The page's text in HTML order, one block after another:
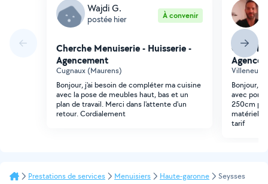
Wajdi G.
postée hier À convenir
Cherche Menuiserie - Huisserie -
Agencement
Cugnaux (Maurens)
Bonjour, j'ai besoin de compléter ma cuisine
avec la pose de meubles haut, bas et un
plan de travail. Merci dans l'attente d'un
retour. Cordialement
Bonjour,
avec porte
250cm
matériel
tarif
Prestations de services Menuisiers Haute-garonne Seysses